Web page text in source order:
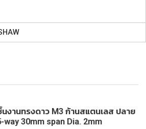
นงานทรงดาว M3 ก้านสแตนเลส ปลาย
way 30mm span Dia. 2mm